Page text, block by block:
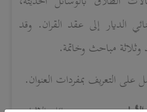
الديار إلى عقد القران. وقد
وثلاثة مباحث وخاتمة.
على التعريف بمفردات العنوان.